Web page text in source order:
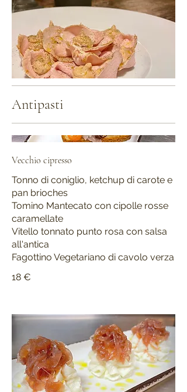
Antipasti
Vecchio cipresso
Tonno di coniglio, ketchup di carote e
pan brioches
Tomino Mantecato con cipolle rosse
caramellate
Vitello tonnato punto rosa con salsa
all'antica
Fagottino Vegetariano di cavolo verza
18 €